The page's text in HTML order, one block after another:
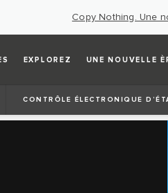
Copy Nothing. Une
EXPLOREZ UNE NOUVELLE
CONTRÔLE ÉLECTRONIQUE